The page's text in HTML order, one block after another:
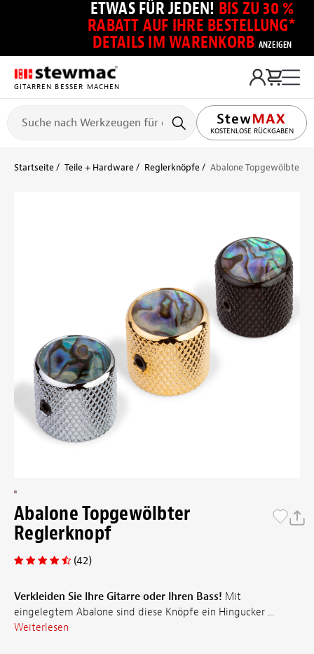
ETWAS FÜR JEDEN! BIS ZU 30 %
RABATT AUF IHRE BESTELLUNG*
DETAILS IM WARENKORB ANZEIGEN
GITARREN BESSER MACHEN
KOSTENLOSE RÜCKGABEN
Startseite Teile + Hardware Reglerknöpfe Abalone Topgewölbter
Abalone Topgewölbter
Reglerknopf
(42)
Verkleiden Sie Ihre Gitarre oder Ihren Bass! Mit
eingelegtem Abalone sind diese Knöpfe ein Hingucker ...
Weiterlesen